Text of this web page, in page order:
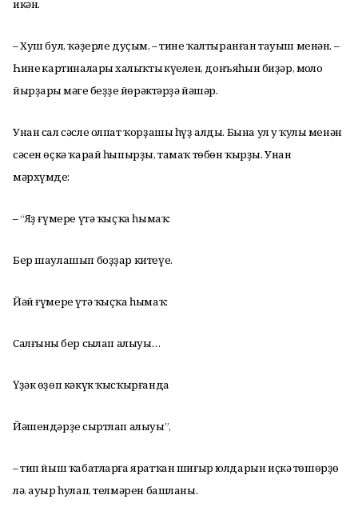
икән.
– Хуш бул, ҡәҙерле дуҫым, – тине ҡалтыранған тауыш менән. –
Һинең картиналарың халыҡтың күңелен, донъяһын биҙәр, моңло
йырҙарың мәңге беҙҙең йөрәктәрҙә йәшәр.
Унан сал сәсле олпат ҡорҙашы һүҙ алды. Бына ул уң ҡулы менән
сәсен өҫкә ҡарай һыпырҙы, тамаҡ төбөн ҡырҙы. Унан
мәрхүмдең:
– “Яҙ ғүмере үтә ҡыҫҡа һымаҡ:
Бер шаулашып боҙҙар китеүе.
Йәй ғүмере үтә ҡыҫҡа һымаҡ:
Салғының бер сыңлап алыуы…
Үҙәк өҙөп кәкүк ҡысҡырғанда
Йәшендәрҙең сыртлап алыуы”,
– тип йыш ҡабатларға яратҡан шиғыр юлдарын иҫкә төшөрҙө
лә, ауыр һулап, телмәрен башланы.